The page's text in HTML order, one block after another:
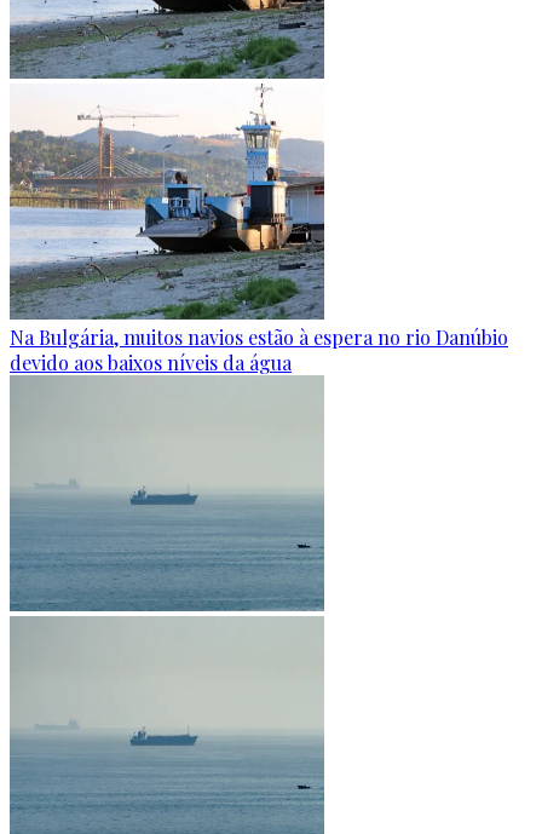
Na Bulgária, muitos navios estão à espera no rio Danúbio
devido aos baixos níveis da água